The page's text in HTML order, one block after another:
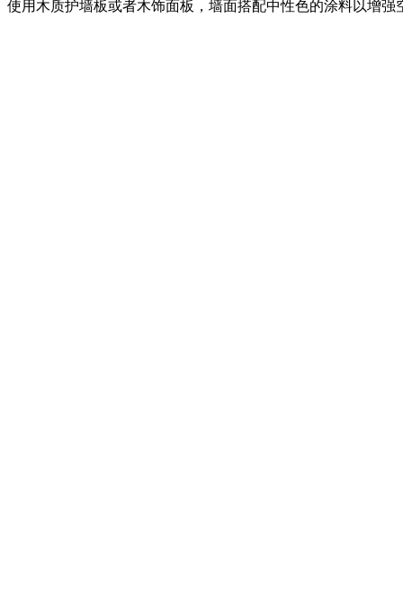
使用木质护墙板或者木饰面板，墙面搭配中性色的涂料以增强